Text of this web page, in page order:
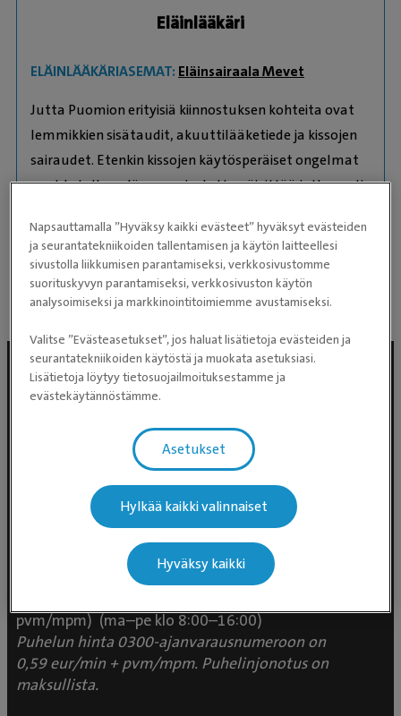
Eläinlääkäri
ELÄINLÄÄKÄRIASEMAT: Eläinsairaala Mevet
Jutta Puomion erityisiä kiinnostuksen kohteita ovat
lemmikkien sisätaudit, akuuttilääketiede ja kissojen
sairaudet. Etenkin kissojen käytösperäiset ongelmat
ovat Jutalle sydämen asia. Jutta päivittää jatkuvasti
sisätautien saralla Suomessa ja ulkomailla
järjestettävissä lisäkoulutuksissa.
Evidensia Eläinlääkäripalvelut
Takomotie 1-3, 4. krs 00380 Helsinki
Valtakunnallinen asiakaspalvelu:
pvm/mpm) (ma–pe klo 8:00–16:00)
Puhelun hinta 0300-ajanvarausnumeroon on
0,59 eur/min + pvm/mpm. Puhelinjonotus on
maksullista.
Napsauttamalla ”Hyväksy kaikki evästeet” hyväksyt evästeiden
ja seurantatekniikoiden tallentamisen ja käytön laitteellesi
sivustolla liikkumisen parantamiseksi, verkkosivustomme
suorituskyvyn parantamiseksi, verkkosivuston käytön
analysoimiseksi ja markkinointitoimiemme avustamiseksi.
Valitse ”Evästeasetukset”, jos haluat lisätietoja evästeiden ja
seurantatekniikoiden käytöstä ja muokata asetuksiasi.
Lisätietoja löytyy tietosuojailmoituksestamme ja
evästekäytännöstämme.
Asetukset
Hylkää kaikki valinnaiset
Hyväksy kaikki